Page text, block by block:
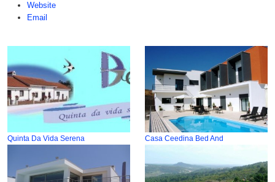
Website
Email
Quinta Da Vida Serena Casa Ceedina Bed And